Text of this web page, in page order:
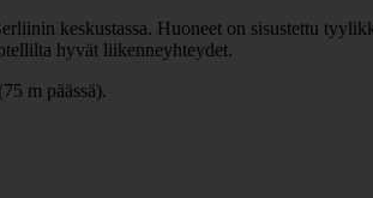
keskustassa. Huoneet on sisustettu
hyvät liikenneyhteydet.
m päässä).